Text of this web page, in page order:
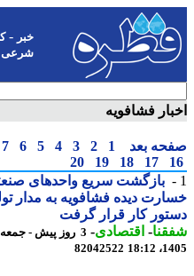
-کرونا
شرعی-
فشافویه
بعد 1
2
3
4
5
6
7
8
17
18
19
20
بازگشت سریع واحدهای صنعتی
دیده فشافویه به مدار تولید
کار قرار گرفت
-اقتصادی-
3
82042522